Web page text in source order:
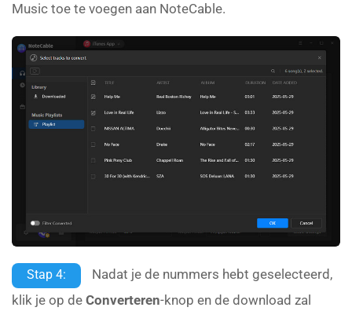
Music toe te voegen aan NoteCable.
Stap 4:
Nadat je de nummers hebt geselecteerd,
klik je op de Converteren-knop en de download zal